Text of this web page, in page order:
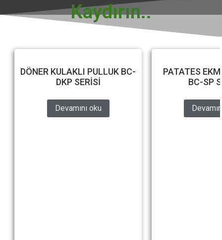
Kaydırın..
DÖNER KULAKLI PULLUK BC-
DKP SERİSİ
Devamını oku
PATATES
BC-SP